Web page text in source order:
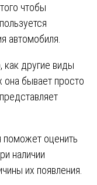
чтобы
автомобиля.
как другие виды
она бывает просто
поможет оценить
наличии
их появления.